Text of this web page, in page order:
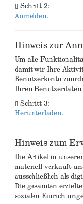
Schritt 2:
Anmelden.
Hinweis zur
Um alle
damit wir Ihre
Benutzerkonto
Ihren Benutzerdaten
Schritt 3:
Herunterladen.
Hinweis zum
Die Artikel in
materiell verkauft
ausschließlich als
Die gesamten
sozialen